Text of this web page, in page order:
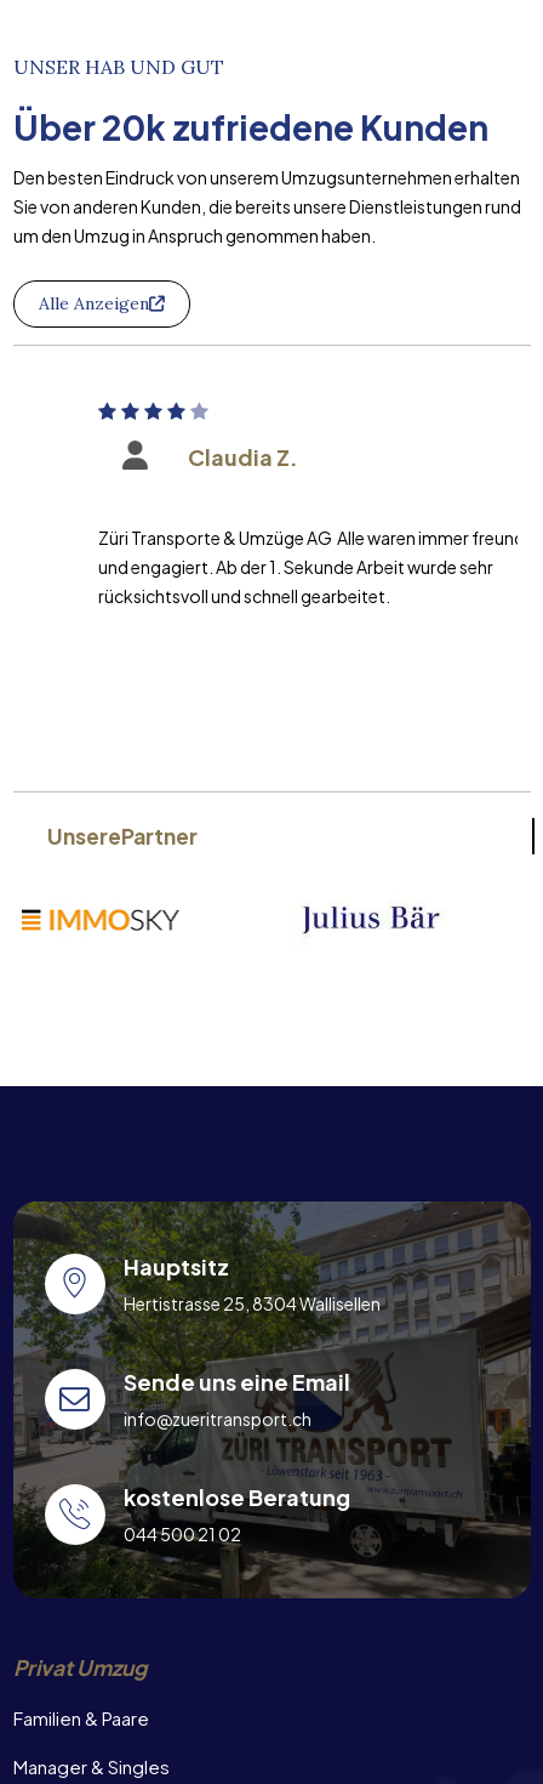
UNSER HAB UND GUT
Über20k zufriedene Kunden
Den besten Eindruck von unserem Umzugsunternehmen erhalten
Sie von anderen Kunden, die bereits unsere Dienstleistungen rund
um den Umzug in Anspruch genommen haben.
Alle Anzeigen
Claudia Z.
Züri Transporte & Umzüge AG Alle waren immer freundlich
und engagiert. Ab der 1. Sekunde Arbeit wurde sehr
rücksichtsvoll und schnell gearbeitet.
UnserePartner
Hauptsitz
Hertistrasse 25, 8304 Wallisellen
Sende uns eine Email
info@zueritransport.ch
kostenlose Beratung
044 500 21 02
Privat Umzug
Familien & Paare
Manager & Singles